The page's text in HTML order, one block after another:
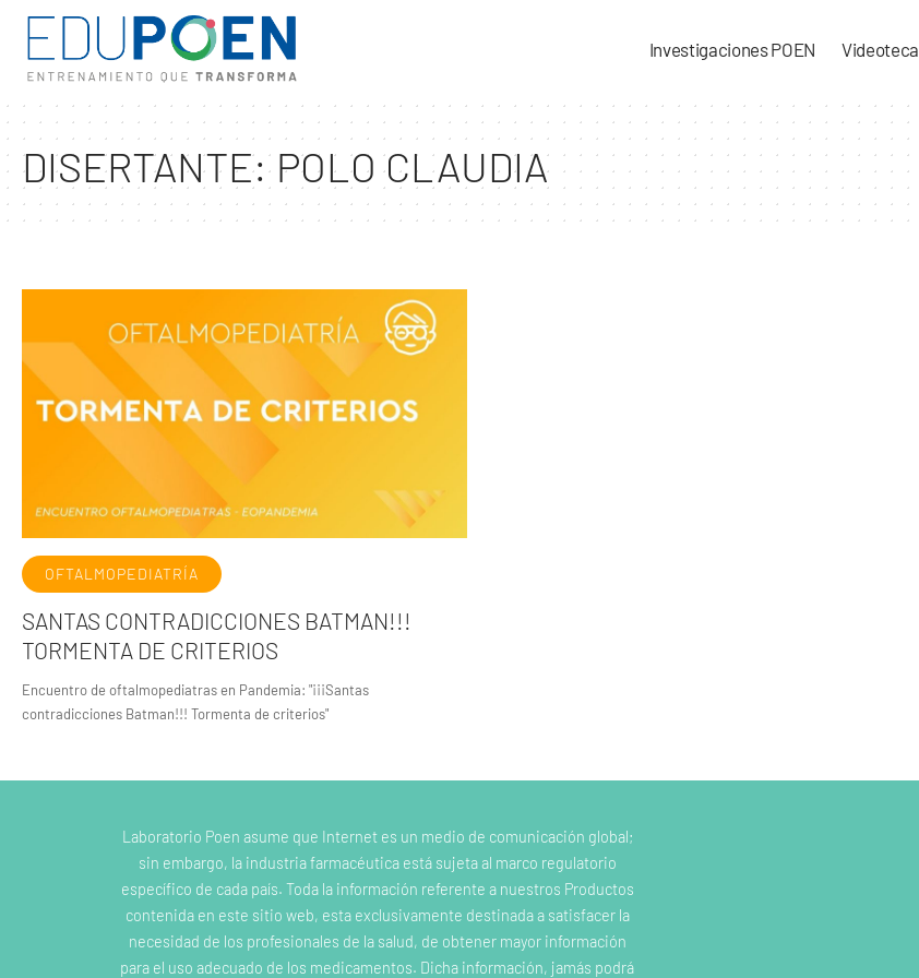
Investigaciones POEN Videoteca
DISERTANTE:POLO CLAUDIA
OFTALMOPEDIATRÍA
SANTAS CONTRADICCIONES BATMAN!!!
TORMENTA DE CRITERIOS
Encuentro de oftalmopediatras en Pandemia: "¡¡¡Santas
contradicciones Batman!!! Tormenta de criterios"
Laboratorio Poen asume que Internet es un medio de comunicación global;
sin embargo, la industria farmacéutica está sujeta al marco regulatorio
específico de cada país. Toda la información referente a nuestros Productos
contenida en este sitio web, esta exclusivamente destinada a satisfacer la
necesidad de los profesionales de la salud, de obtener mayor información
para el uso adecuado de los medicamentos. Dicha información, jamás podrá